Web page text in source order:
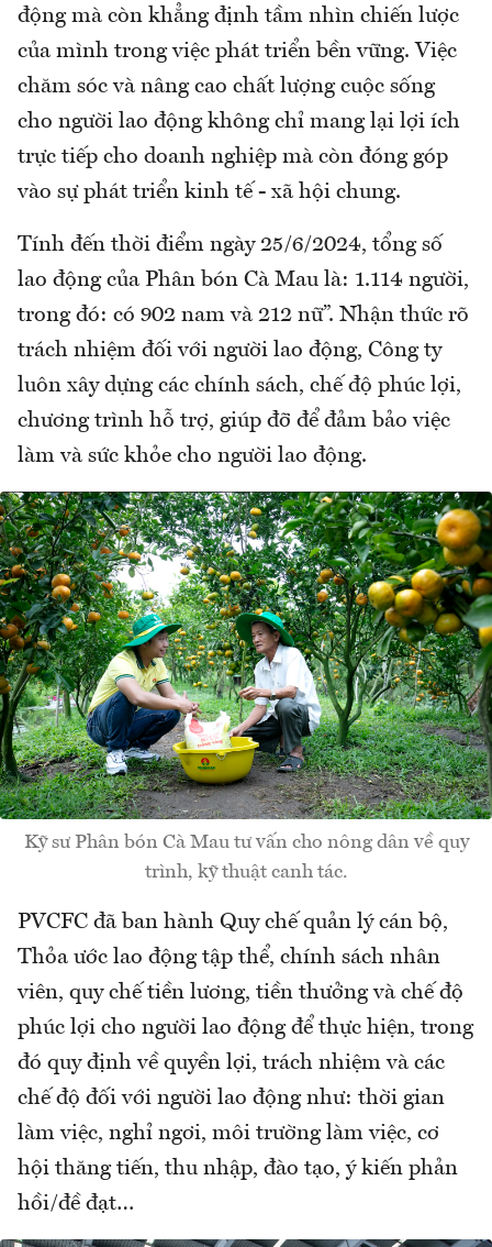
động mà còn khẳng định tầm nhìn chiến lược
của mình trong việc phát triển bền vững. Việc
chăm sóc và nâng cao chất lượng cuộc sống
cho người lao động không chỉ mang lại lợi ích
trực tiếp cho doanh nghiệp mà còn đóng góp
vào sự phát triển kinh tế - xã hội chung.
Tính đến thời điểm ngày 25/6/2024, tổng số
lao động của Phân bón Cà Mau là: 1.114 người,
trong đó: có 902 nam và 212 nữ”. Nhận thức rõ
trách nhiệm đối với người lao động, Công ty
luôn xây dựng các chính sách, chế độ phúc lợi,
chương trình hỗ trợ, giúp đỡ để đảm bảo việc
làm và sức khỏe cho người lao động.
Kỹ sư Phân bón Cà Mau tư vấn cho nông dân về quy
trình, kỹ thuật canh tác.
PVCFC đã ban hành Quy chế quản lý cán bộ,
Thỏa ước lao động tập thể, chính sách nhân
viên, quy chế tiền lương, tiền thưởng và chế độ
phúc lợi cho người lao động để thực hiện, trong
đó quy định về quyền lợi, trách nhiệm và các
chế độ đối với người lao động như: thời gian
làm việc, nghỉ ngơi, môi trường làm việc, cơ
hội thăng tiến, thu nhập, đào tạo, ý kiến phản
hồi/đề đạt…